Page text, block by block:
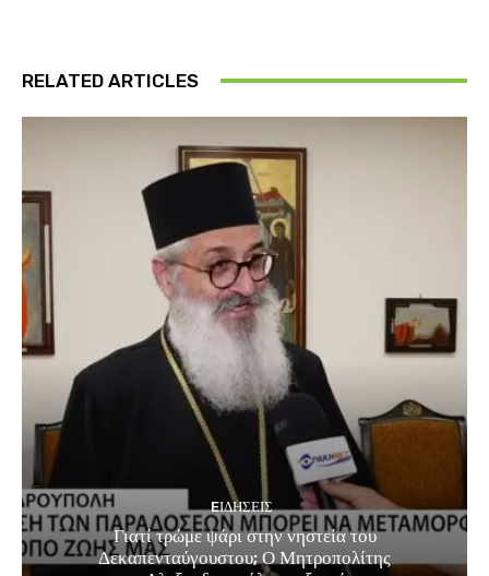
RELATED ARTICLES
EΙΔΗΣΕΙΣ
Γιατί τρώμε ψάρι στην νηστεία του
Δεκαπενταύγουστου; Ο Μητροπολίτης